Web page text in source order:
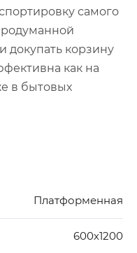
самого
докупать корзину
как на
в бытовых
Платформенная
600х1200